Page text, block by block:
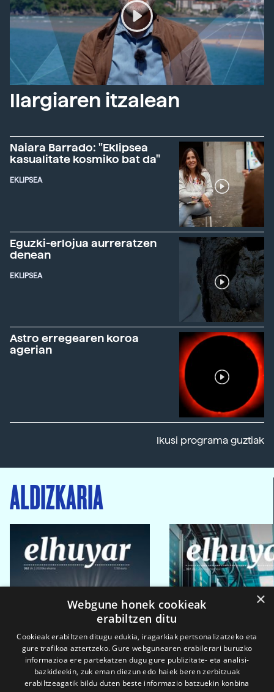
Ilargiaren itzalean
Naiara Barrado: "Eklipsea
kasualitate kosmiko bat da"
EKLIPSEA
Eguzki-erlojua aurreratzen
denean
EKLIPSEA
Astro erregearen koroa
agerian
Ikusi programa guztiak
ALDIZKARIA
×
Webgune honek cookieak
erabiltzen ditu
Cookieak erabiltzen ditugu edukia, iragarkiak pertsonalizatzeko eta
gure trafikoa aztertzeko. Gure webgunearen erabilerari buruzko
informazioa ere partekatzen dugu gure publizitate- eta analisi-
bazkideekin, zuk eman diezun edo haiek beren zerbitzuak
erabiltzeagatik bildu duten beste informazio batzuekin konbina